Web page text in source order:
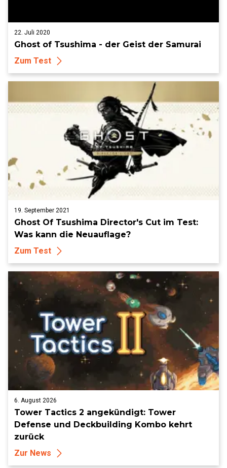
22. Juli 2020
Ghost of Tsushima - der Geist der Samurai
Zum Test
19. September 2021
Ghost Of Tsushima Director's Cut im Test:
Was kann die Neuauflage?
Zum Test
6. August 2026
Tower Tactics 2 angekündigt: Tower
Defense und Deckbuilding Kombo kehrt
zurück
Zur News